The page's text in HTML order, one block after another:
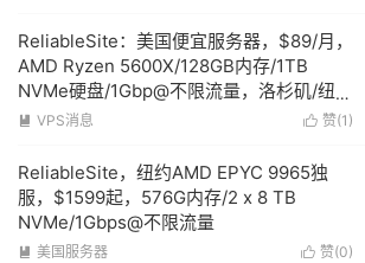
ReliableSite：美国便宜服务器，$89/月，
AMD Ryzen 5600X/128GB内存/1TB
NVMe硬盘/1Gbp@不限流量，洛杉矶/纽
约/迈阿密
 赞(1 )
 VPS消息
ReliableSite，纽约AMD EPYC 9965独
服，$1599起，576G内存/2 x 8 TB
NVMe/1Gbps@不限流量
 赞(0)
 美国服务器